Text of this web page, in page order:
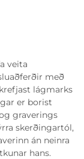
veita
með
lágmarks
er borist
graverings
skerðingartól,
án neinra
hans.